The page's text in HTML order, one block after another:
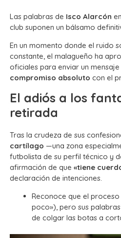
Las palabras de Isco Alarcón
club suponen un bálsamo
En un momento donde el ruido
constante, el malagueño ha
oficiales para enviar un mensaje
compromiso absoluto con el
El adiós a los
retirada
Tras la crudeza de sus
cartílago —una zona
futbolista de su perfil técnico y
afirmación de que «tiene
declaración de intenciones.
Reconoce que el
poco»), pero sus
de colgar las botas a